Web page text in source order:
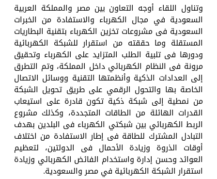
وتناول اللقاء أوجه التعاون بين مصر والمملكة العربية
السعودية في مجال الكهرباء والاستفادة من الخبرات
السعودية فى مشروعات تخزين الكهرباء بتقنية البطاريات
المستقلة وما حققته من استقرار للشبكة الكهربائية
ودورها فى تلبية الطلب المتزايد على الكهرباء وتحقيق
مرونة فى النظام الكهربائي داخل المملكة، وتم التطرق
إلى العدادات الذكية وأنظمتها التقنية ووسائل الاتصال
الخاصة بها والتحول الرقمي على طريق تحويل الشبكة
من نمطية إلى شبكة ذكية تكون قادرة على استيعاب
القدرات الهائلة من الطاقات المتجددة، وكذلك مشروع
الربط الكهربائي بين شبكتي الكهرباء فى البلدين بهدف
التبادل المشترك للطاقة فى إطار الاستفادة من اختلاف
أوقات الذروة وزيادة الأحمال فى الدولتين، لتعظيم
العوائد وحسن إدارة واستخدام الفائض الكهربائي وزيادة
استقرار الشبكة الكهربائية في مصر والسعودية.